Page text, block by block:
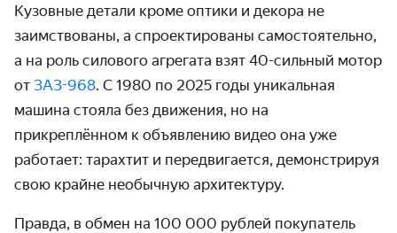
Кузовные детали кроме оптики и декора не
заимствованы, а спроектированы самостоятельно,
а на роль силового агрегата взят 40-сильный мотор
от ЗАЗ-968. С 1980 по 2025 годы уникальная
машина стояла без движения, но на
прикреплённом к объявлению видео она уже
работает: тарахтит и передвигается, демонстрируя
свою крайне необычную архитектуру.
Правда, в обмен на 100 000 рублей покупатель